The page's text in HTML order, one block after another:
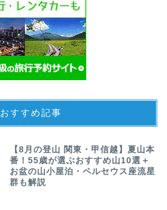
おすすめ記事
【8月の登山 関東・甲信越】夏山本
番！55歳が選ぶおすすめ山10選＋
お盆の山小屋泊・ペルセウス座流星
群も解説